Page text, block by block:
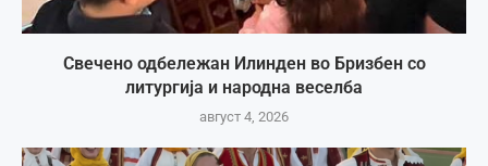
Свечено одбележан Илинден во Бризбен со
литургија и народна веселба
август 4, 2026